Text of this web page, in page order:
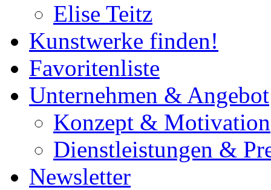
Elise Teitz
Kunstwerke finden!
Favoritenliste
Unternehmen & Angebot
Konzept & Motivation
Dienstleistungen &
Newsletter